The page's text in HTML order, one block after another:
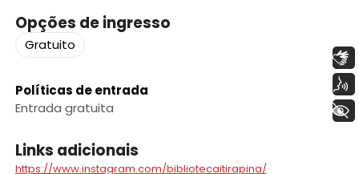
Opções de ingresso
Gratuito
Políticas de entrada
Entrada gratuita
Links adicionais
https://www.instagram.com/bibliotecaitirapina/